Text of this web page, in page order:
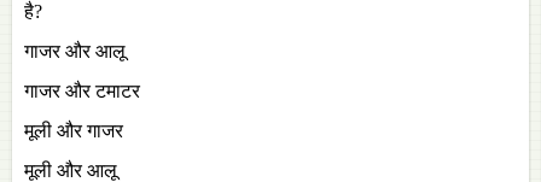
है?
गाजर और आलू
गाजर और टमाटर
मूली और गाजर
मूली और आलू